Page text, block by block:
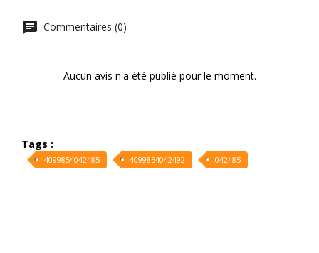
Commentaires (0)
Aucun avis n'a été publié pour le moment.
Tags :
4099854042485 4099854042492 042485